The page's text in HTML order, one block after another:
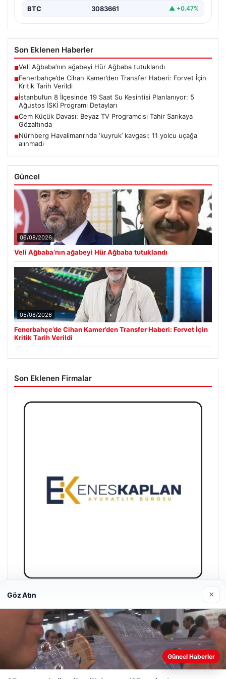
BTC 3083661 ▲ +0.47%
Son Eklenen Haberler
■Veli Ağbaba’nın ağabeyi Hür Ağbaba tutuklandı
■Fenerbahçe’de Cihan Kamer’den Transfer Haberi: Forvet İçin
Kritik Tarih Verildi
■İstanbul’un 8 İlçesinde 19 Saat Su Kesintisi Planlanıyor: 5
Ağustos İSKİ Programı Detayları
■Cem Küçük Davası: Beyaz TV Programcısı Tahir Sarıkaya
Gözaltında
■Nürnberg Havalimanı’nda ‘kuyruk’ kavgası: 11 yolcu uçağa
alınmadı
Güncel
06/08/2026
Veli Ağbaba’nın ağabeyi Hür Ağbaba tutuklandı
05/08/2026
Fenerbahçe’de Cihan Kamer’den Transfer Haberi: Forvet İçin
Kritik Tarih Verildi
Son Eklenen Firmalar
Enes Kaplan Avukatlık Bürosu
28/04/2026
Web sitemizi nasıl kullandığınızı daha iyi anlayabilmek,
deneyiminizi kişiselleştirmek ve geliştirmek amacıyla çerezler
Göz Atın ×
Güncel Haberler